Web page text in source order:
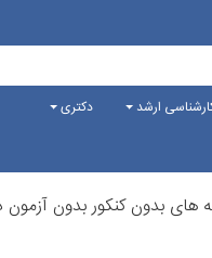
ارشد
دکتری
بدون کنکور بدون آزمون